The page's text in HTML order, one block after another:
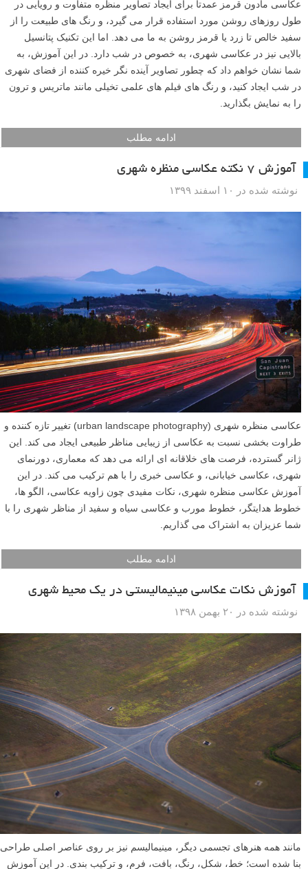
عکاسی مادون قرمز عمدتا برای ایجاد تصاویر منظره متفاوت و رویایی در
طول روزهای روشن مورد استفاده قرار می گیرد، و رنگ های طبیعت را از
سفید خالص تا زرد یا قرمز روشن به ما می دهد. اما این تکنیک پتانسیل
بالایی نیز در عکاسی شهری، به خصوص در شب دارد. در این آموزش، به
شما نشان خواهم داد که چطور تصاویر آینده نگر خیره کننده از فضای شهری
در شب ایجاد کنید، و رنگ های فیلم های علمی تخیلی مانند ماتریس و ترون
را به نمایش بگذارید.
ادامه مطلب
آموزش ۷ نکته عکاسی منظره شهری
نوشته شده در ۱۰ اسفند ۱۳۹۹
عکاسی منظره شهری (urban landscape photography) تغییر تازه کننده و
طراوت بخشی نسبت به عکاسی از زیبایی مناظر طبیعی ایجاد می کند. این
ژانر گسترده، فرصت های خلاقانه ای ارائه می دهد که معماری، دورنمای
شهری، عکاسی خیابانی، و عکاسی خبری را با هم ترکیب می کند. در این
آموزش عکاسی منظره شهری، نکات مفیدی چون زاویه عکاسی، الگو ها،
خطوط هدایتگر، خطوط مورب و عکاسی سیاه و سفید از مناظر شهری را با
شما عزیزان به اشتراک می گذاریم.
ادامه مطلب